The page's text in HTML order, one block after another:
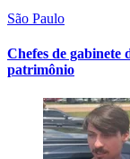
São Paulo
Chefes de gabinete
patrimônio